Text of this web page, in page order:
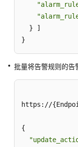
告
警
批
告
  } ]
}
批量将告警规则的告
https://
{